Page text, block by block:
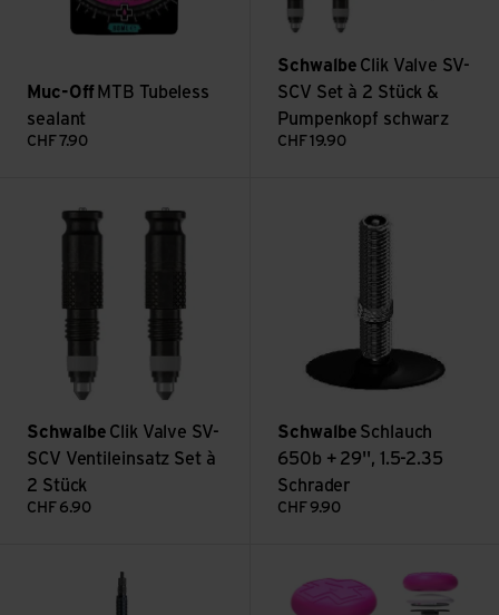
Muc-Off MTB Tubeless
sealant
CHF 7.90
Schwalbe Clik Valve SV-
SCV Set à 2 Stück &
Pumpenkopf schwarz
CHF 19.90
Schwalbe Clik Valve SV-
SCV Ventileinsatz Set à
2 Stück
CHF 6.90
Schwalbe Schlauch
650b + 29'', 1.5-2.35
Schrader
CHF 9.90